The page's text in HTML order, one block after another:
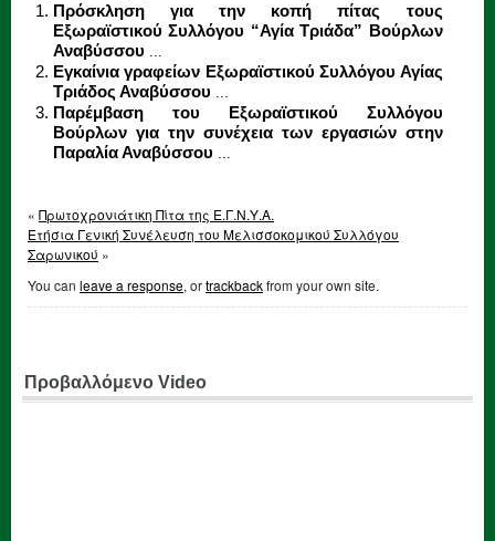
Πρόσκληση για την κοπή πίτας τους
Εξωραϊστικού Συλλόγου “Αγία Τριάδα” Βούρλων
Αναβύσσου ...
Εγκαίνια γραφείων Εξωραϊστικού Συλλόγου Αγίας
Τριάδος Αναβύσσου ...
Παρέμβαση του Εξωραϊστικού Συλλόγου
Βούρλων για την συνέχεια των εργασιών στην
Παραλία Αναβύσσου ...
« Πρωτοχρονιάτικη Πίτα της Ε.Γ.Ν.Υ.Α.
Ετήσια Γενική Συνέλευση του Μελισσοκομικού Συλλόγου
Σαρωνικού »
You can leave a response, ortrackbackfrom your own site.
Προβαλλόμενο Video